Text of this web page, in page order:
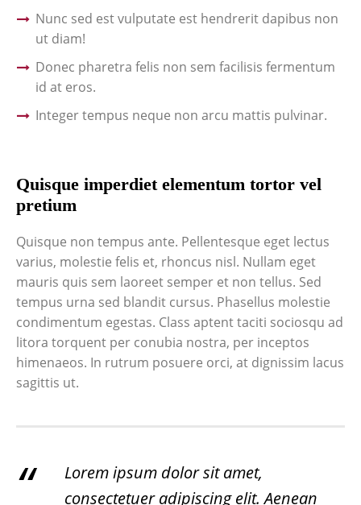
Nunc sed est vulputate est hendrerit dapibus non
ut diam!
Donec pharetra felis non sem facilisis fermentum
id at eros.
Integer tempus neque non arcu mattis pulvinar.
Quisque imperdiet elementum tortor vel
pretium
Quisque non tempus ante. Pellentesque eget lectus
varius, molestie felis et, rhoncus nisl. Nullam eget
mauris quis sem laoreet semper et non tellus. Sed
tempus urna sed blandit cursus. Phasellus molestie
condimentum egestas. Class aptent taciti sociosqu ad
litora torquent per conubia nostra, per inceptos
himenaeos. In rutrum posuere orci, at dignissim lacus
sagittis ut.
Lorem ipsum dolor sit amet,
consectetuer adipiscing elit. Aenean